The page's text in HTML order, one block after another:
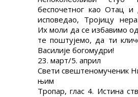
беспочетног као Отац
исповедао, Тројицу
Их моли да се избавимо
те поштујемо, да ти
Василије богомудри!
23. март/5. април
Свети свештеномученик
њим
Тропар, глас 4. Истина